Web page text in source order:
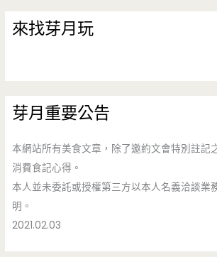
來找芽月玩
芽月重要公告
本網站所有美食文章，除了邀約文會特別註記
消費食記心得。
本人並未委託或授權第三方以本人名義洽談業
明。
2021.02.03